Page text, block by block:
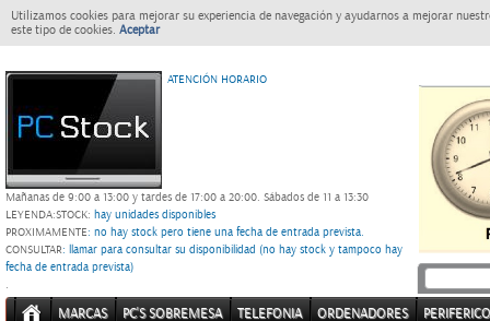
Utilizamos cookies para mejorar su experiencia de navegación y ayudarnos a mejorar
este tipo de cookies. Aceptar
ATENCIÓN HORARIO
Mañanas de 9:00 a 13:00 y tardes de 17:00 a 20:00. Sábados de 11 a 13:30
LEYENDA:STOCK: hay unidades disponibles
PROXIMAMENTE: no hay stock pero tiene una fecha de entrada prevista.
CONSULTAR: llamar para consultar su disponibilidad (no hay stock y tampoco hay
fecha de entrada prevista)
.
MARCAS PC'S SOBREMESA TELEFONIA ORDENADORES